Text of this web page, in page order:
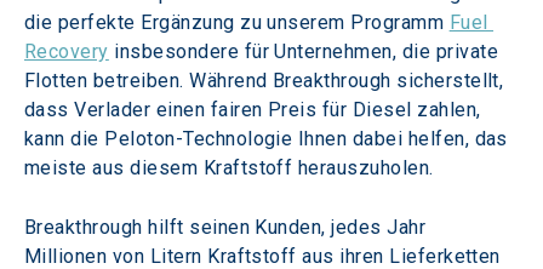
die perfekte Ergänzung zu unserem Programm Fuel
Recovery insbesondere für Unternehmen, die private
Flotten betreiben. Während Breakthrough sicherstellt,
dass Verlader einen fairen Preis für Diesel zahlen,
kann die Peloton-Technologie Ihnen dabei helfen, das
meiste aus diesem Kraftstoff herauszuholen.
Breakthrough hilft seinen Kunden, jedes Jahr
Millionen von Litern Kraftstoff aus ihren Lieferketten